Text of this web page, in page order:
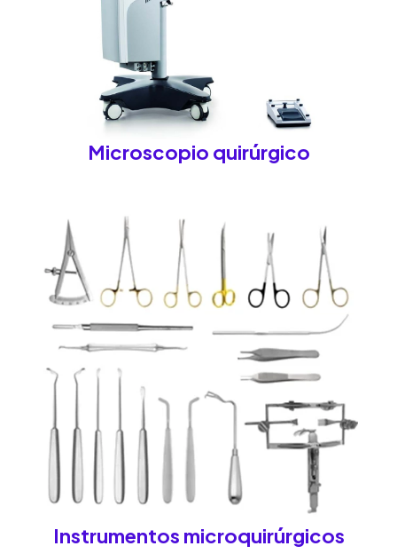
Microscopio quirúrgico
Instrumentos microquirúrgicos